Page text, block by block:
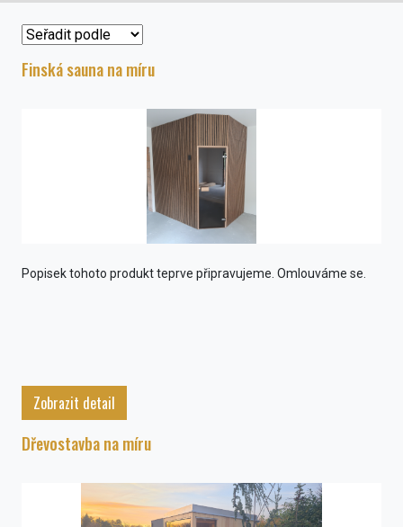
Finská sauna na míru
Popisek tohoto produkt teprve připravujeme. Omlouváme se.
Zobrazit detail
Dřevostavba na míru